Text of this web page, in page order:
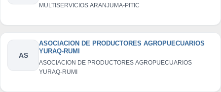
MULTISERVICIOS ARANJUMA-PITIC
AS
ASOCIACION DE PRODUCTORES AGROPUECUARIOS
YURAQ-RUMI
ASOCIACION DE PRODUCTORES AGROPUECUARIOS
YURAQ-RUMI